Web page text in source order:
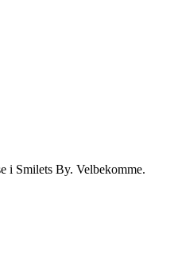
i Smilets By. Velbekomme.